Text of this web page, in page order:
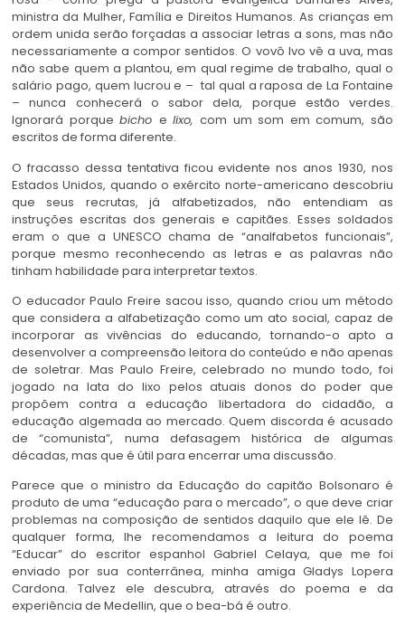
ministra da Mulher, Família e Direitos Humanos. As crianças em
ordem unida serão forçadas a associar letras a sons, mas não
necessariamente a compor sentidos. O vovô Ivo vê a uva, mas
não sabe quem a plantou, em qual regime de trabalho, qual o
salário pago, quem lucrou e – tal qual a raposa de La Fontaine
– nunca conhecerá o sabor dela, porque estão verdes.
Ignorará porquebicho elixo, com um som em comum, são
escritos de forma diferente.
O fracasso dessa tentativa ficou evidente nos anos 1930, nos
Estados Unidos, quando o exército norte-americano descobriu
que seus recrutas, já alfabetizados, não entendiam as
instruções escritas dos generais e capitães. Esses soldados
eram o que a UNESCO chama de “analfabetos funcionais”,
porque mesmo reconhecendo as letras e as palavras não
tinham habilidade para interpretar textos.
O educador Paulo Freire sacou isso, quando criou um método
que considera a alfabetização como um ato social, capaz de
incorporar as vivências do educando, tornando-o apto a
desenvolver a compreensão leitora do conteúdo e não apenas
de soletrar. Mas Paulo Freire, celebrado no mundo todo, foi
jogado na lata do lixo pelos atuais donos do poder que
propõem contra a educação libertadora do cidadão, a
educação algemada ao mercado. Quem discorda é acusado
de “comunista”, numa defasagem histórica de algumas
décadas, mas que é útil para encerrar uma discussão.
Parece que o ministro da Educação do capitão Bolsonaro é
produto de uma “educação para o mercado”, o que deve criar
problemas na composição de sentidos daquilo que ele lê. De
qualquer forma, lhe recomendamos a leitura do poema
“Educar” do escritor espanhol Gabriel Celaya, que me foi
enviado por sua conterrânea, minha amiga Gladys Lopera
Cardona. Talvez ele descubra, através do poema e da
experiência de Medellin, que o bea-bá é outro.